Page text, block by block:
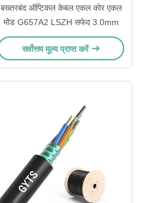
बख्तरबंद ऑप्टिकल केबल एकल कोर एकल
मोड G657A2 LSZH सफेद 3.0mm
सर्वोत्तम मूल्य प्राप्त करें